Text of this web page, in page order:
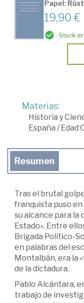
Papel:
19,90 €
Stock
Materias:
Historia y
España / Edad
Resumen
Tras el brutal
franquista puso
su alcance para la
Estado». Entre
Brigada Político-
en palabras del
Montalbán, era la
de la dictadura.
Pablo Alcántara,
trabajo de